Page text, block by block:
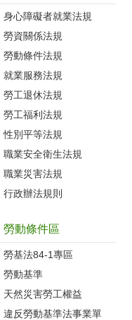
身心障礙者就業法規
勞資關係法規
勞動條件法規
就業服務法規
勞工退休法規
勞工福利法規
性別平等法規
職業安全衛生法規
職業災害法規
行政辦法規則
勞動條件區
勞基法84-1專區
勞動基準
天然災害勞工權益
違反勞動基準法事業單